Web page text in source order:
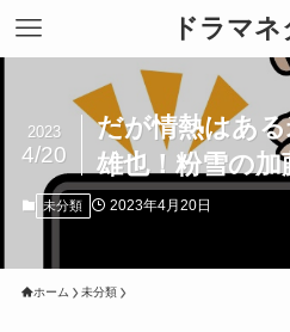
ドラマ
だが情熱はあ
雄也！粉雪の加
2023
4/20
未分類 2023年4月20日
ホーム 未分類